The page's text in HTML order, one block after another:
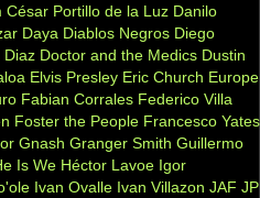
César Portillo de la Luz Danilo
Daya Diablos Negros Diego
Diaz Doctor and the Medics Dustin
Elvis Presley Eric Church Europe
Fabian Corrales Federico Villa
Foster the People Francesco Yates
Gnash Granger Smith Guillermo
Is We Héctor Lavoe Igor
Ivan Ovalle Ivan Villazon JAF JP